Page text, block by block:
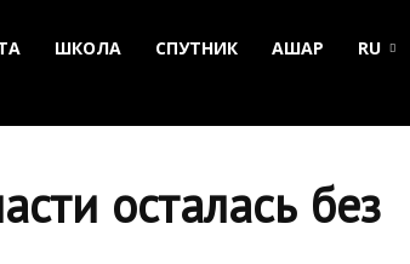
ШКОЛА СПУТНИК АШАР RU
осталась без